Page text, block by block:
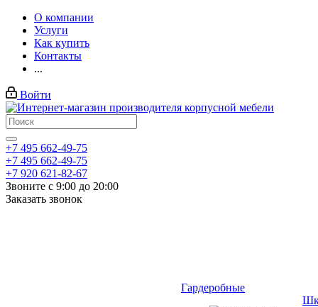
О компании
Услуги
Как купить
Контакты
...
Войти
+7 495 662-49-75
+7 495 662-49-75
+7 920 621-82-67
Звоните с 9:00 до 20:00
Заказать звонок
Гардеробные